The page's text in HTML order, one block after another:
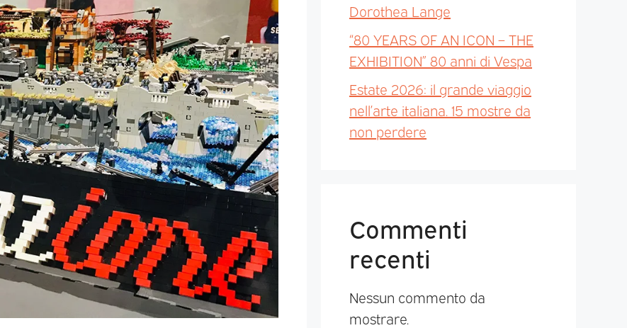
Dorothea Lange
“80 YEARS OF AN ICON – THE
EXHIBITION” 80 anni di Vespa
Estate 2026: il grande viaggio
nell’arte italiana. 15 mostre da
non perdere
Commenti
recenti
Nessun commento da
mostrare.